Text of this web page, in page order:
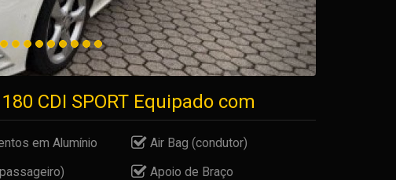
CDI SPORT Equipado com
em Alumínio
Air Bag (condutor)
Apoio de Braço